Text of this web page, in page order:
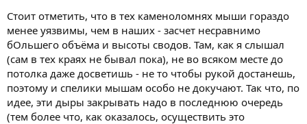
Стоит отметить, что в тех каменоломнях мыши гораздо
менее уязвимы, чем в наших - засчет несравнимо
бОльшего объёма и высоты сводов. Там, как я слышал
(сам в тех краях не бывал пока), не во всяком месте до
потолка даже досветишь - не то чтобы рукой достанешь,
поэтому и спелики мышам особо не докучают. Так что, по
идее, эти дыры закрывать надо в последнюю очередь
(тем более что, как оказалось, осуществить это